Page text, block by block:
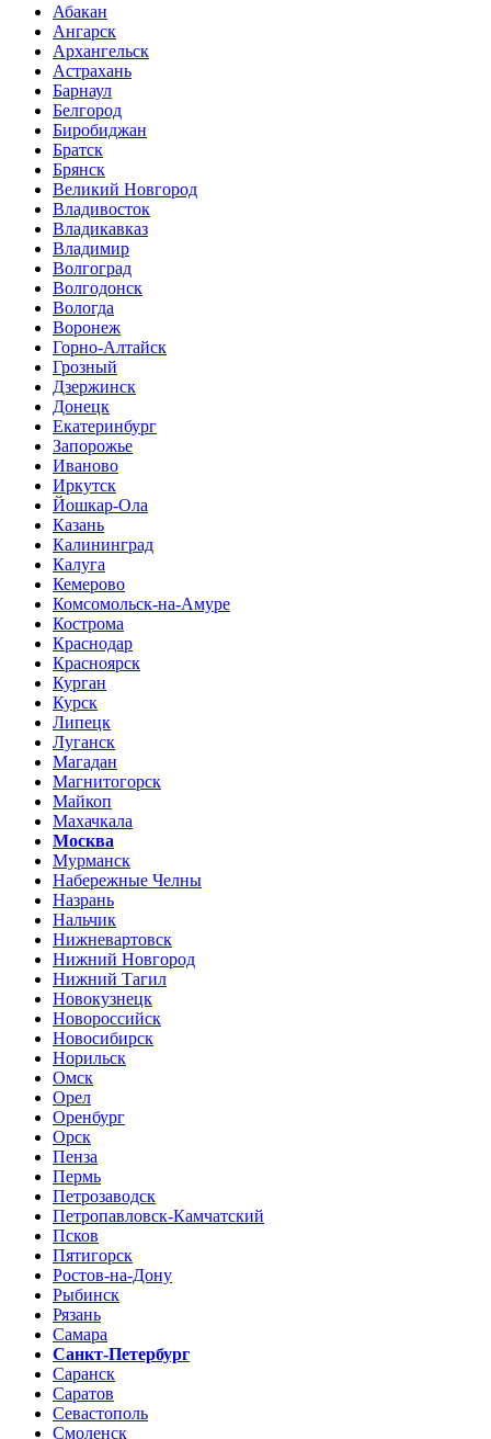
Абакан
Ангарск
Архангельск
Астрахань
Барнаул
Белгород
Биробиджан
Братск
Брянск
Великий Новгород
Владивосток
Владикавказ
Владимир
Волгоград
Волгодонск
Вологда
Воронеж
Горно-Алтайск
Грозный
Дзержинск
Донецк
Екатеринбург
Запорожье
Иваново
Иркутск
Йошкар-Ола
Казань
Калининград
Калуга
Кемерово
Комсомольск-на-Амуре
Кострома
Краснодар
Красноярск
Курган
Курск
Липецк
Луганск
Магадан
Магнитогорск
Майкоп
Махачкала
Москва
Мурманск
Набережные Челны
Назрань
Нальчик
Нижневартовск
Нижний Новгород
Нижний Тагил
Новокузнецк
Новороссийск
Новосибирск
Норильск
Омск
Орел
Оренбург
Орск
Пенза
Пермь
Петрозаводск
Петропавловск-Камчатский
Псков
Пятигорск
Ростов-на-Дону
Рыбинск
Рязань
Самара
Санкт-Петербург
Саранск
Саратов
Севастополь
Смоленск